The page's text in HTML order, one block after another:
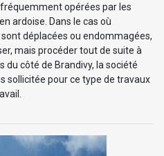
opérées par les
ardoise. Dans le cas où
déplacées ou endommagées,
mais procéder tout de suite à
du côté de Brandivy, la société
sollicitée pour ce type de travaux